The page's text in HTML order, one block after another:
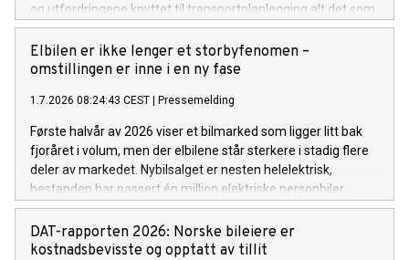
og utfordringene knyttet til transportplanlegging alt det som
ikke nevnes i planen. Oslos byråd skal ha en ting – de
mangler ikke ambisjoner når det gjelder framtidens
transportsystem i byen. Flere byer og kommuner kan lære av
og bylogistikk samtidig. Og selvsagt kan ikke denne planen
løse alle utfordringer, men for OFV blir noen prioritereringer
særlig synlige. For det mest interessante med mobilitet i Oslo
er det som planen ikke sier noe om.
Elbilen er ikke lenger et storbyfenomen –
omstillingen er inne i en ny fase
1.7.2026 08:24:43 CEST | Pressemelding
Første halvår av 2026 viser et bilmarked som ligger litt bak
fjoråret i volum, men der elbilene står sterkere i stadig flere
deler av markedet. Nybilsalget er nesten helelektrisk,
bestanden har passert én million elektriske personbiler,
bruktmarkedet får flere elbiler og varebilmarkedet tar nye
elektriske steg. Juni-tallene bekrefter også at elbilen er blitt
førstevalget langt utenfor storbyene.
DAT-rapporten 2026: Norske bileiere er
kostnadsbevisste og opptatt av tillit